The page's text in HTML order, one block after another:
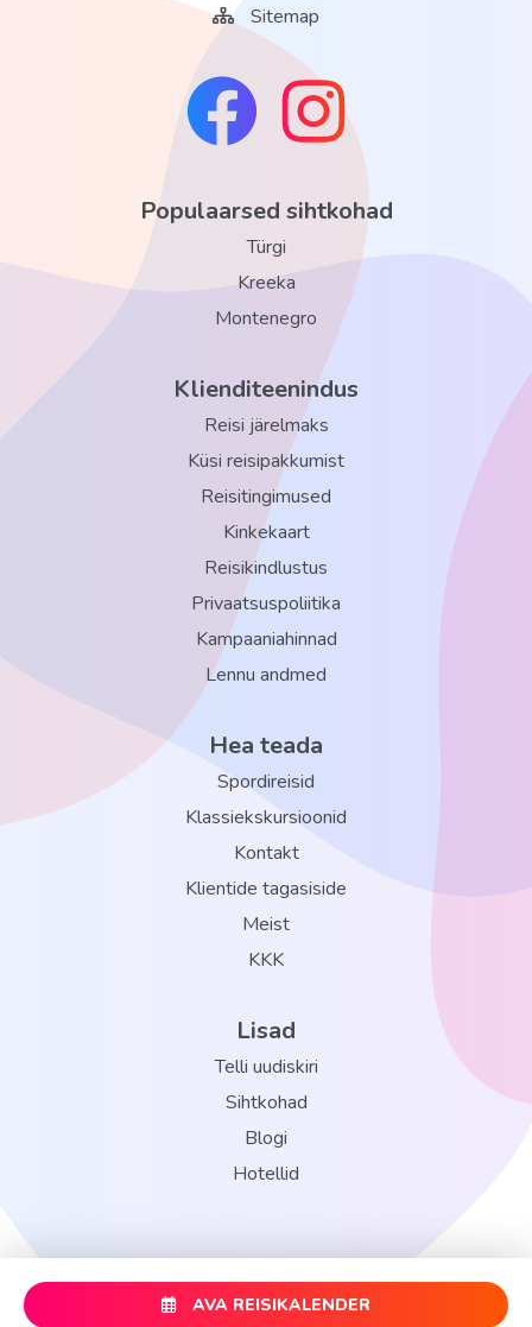
AVA REISIKALENDER
Populaarsed sihtkohad
Türgi
Kreeka
Montenegro
Klienditeenindus
Reisi järelmaks
Küsi reisipakkumist
Reisitingimused
Kinkekaart
Reisikindlustus
Privaatsuspoliitika
Kampaaniahinnad
Lennu andmed
Hea teada
Spordireisid
Klassiekskursioonid
Kontakt
Klientide tagasiside
Meist
KKK
Lisad
Telli uudiskiri
Sihtkohad
Blogi
Hotellid
Sitemap